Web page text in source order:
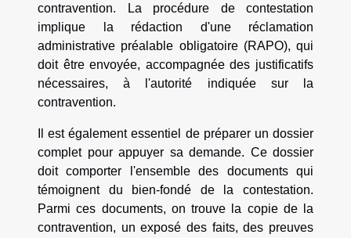
contravention. La procédure de contestation
implique la rédaction d'une réclamation
administrative préalable obligatoire (RAPO), qui
doit être envoyée, accompagnée des justificatifs
nécessaires, à l'autorité indiquée sur la
contravention.
Il est également essentiel de préparer un dossier
complet pour appuyer sa demande. Ce dossier
doit comporter l'ensemble des documents qui
témoignent du bien-fondé de la contestation.
Parmi ces documents, on trouve la copie de la
contravention, un exposé des faits, des preuves